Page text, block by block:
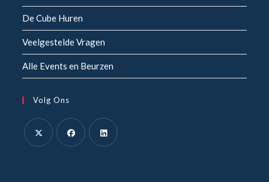
De Cube Huren
Veelgestelde Vragen
Alle Events en Beurzen
Volg Ons